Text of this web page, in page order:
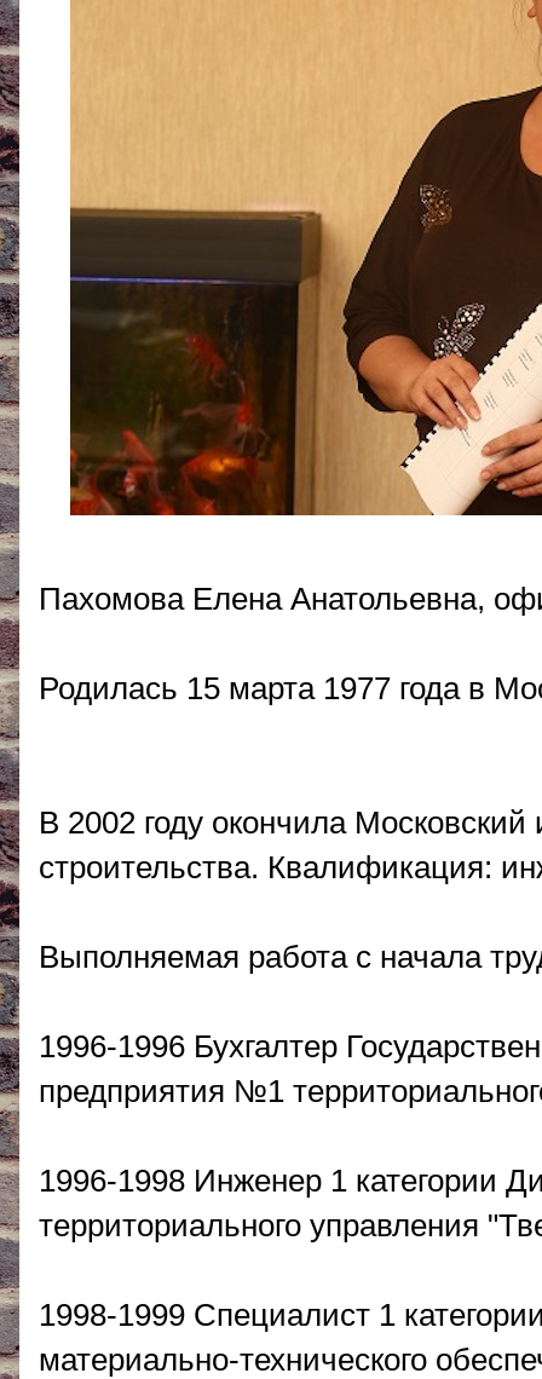
Пахомова Елена Анатольевна,
Родилась 15 марта 1977 года в
В 2002 году окончила Московский
строительства. Квалификация:
Выполняемая работа с начала
1996-1996 Бухгалтер
предприятия №1
1996-1998 Инженер 1 категории
территориального управления
1998-1999 Специалист 1
материально-технического